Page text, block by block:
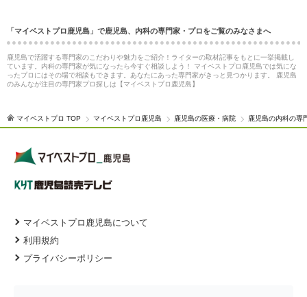
「マイベストプロ鹿児島」で鹿児島、内科の専門家・プロをご覧のみなさまへ
鹿児島で活躍する専門家のこだわりや魅力をご紹介！ライターの取材記事をもとに一挙掲載し
ています。内科の専門家が気になったら今すぐ相談しよう！ マイベストプロ鹿児島では気にな
ったプロにはその場で相談もできます。あなたにあった専門家がきっと見つかります。 鹿児島
のみんなが注目の専門家プロ探しは【マイベストプロ鹿児島】
マイベストプロ TOP マイベストプロ鹿児島 鹿児島の医療・病院 鹿児島の内科の専
マイベストプロ鹿児島について
利用規約
プライバシーポリシー